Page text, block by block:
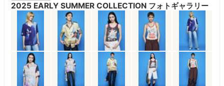
2025 EARLY SUMMER COLLECTION フォトギャラリー